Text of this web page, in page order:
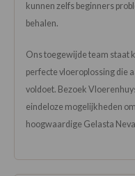
kunnen zelfs beginners
behalen.
Ons toegewijde team staat
perfecte vloeroplossing die
voldoet. Bezoek
eindeloze mogelijkheden
hoogwaardige Gelasta